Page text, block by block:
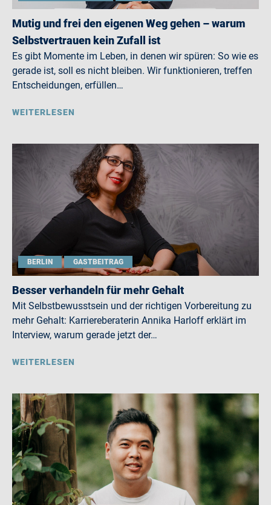
Mutig und frei den eigenen Weg gehen – warum
Selbstvertrauen kein Zufall ist
Es gibt Momente im Leben, in denen wir spüren: So wie es
gerade ist, soll es nicht bleiben. Wir funktionieren, treffen
Entscheidungen, erfüllen…
WEITERLESEN
BERLIN GASTBEITRAG
Besser verhandeln für mehr Gehalt
Mit Selbstbewusstsein und der richtigen Vorbereitung zu
mehr Gehalt: Karriereberaterin Annika Harloff erklärt im
Interview, warum gerade jetzt der…
WEITERLESEN